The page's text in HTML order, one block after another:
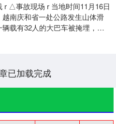
r △事故现场 r 当地时间11月16日
越南庆和省一处公路发生山体滑
辆载有32人的大巴车被掩埋，导
已加载完成